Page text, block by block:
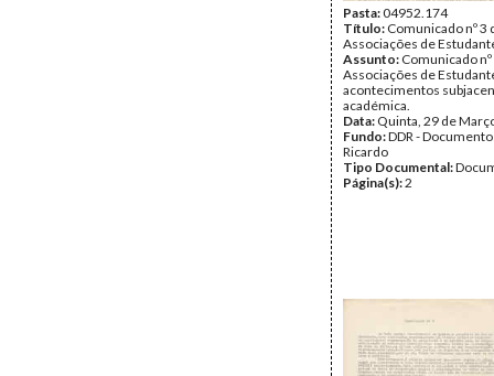
Pasta:04952.174
Título: Comunicado nº 3
Associações de
Assunto: Comunicado nº
Associações de
acontecimentos
académica.
Data: Quinta, 29 de
Fundo:DDR -
Ricardo
Tipo Documental:
Página(s):2